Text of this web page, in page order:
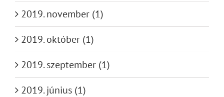
2019. november (1)
2019. október (1)
2019. szeptember (1)
2019. június (1)